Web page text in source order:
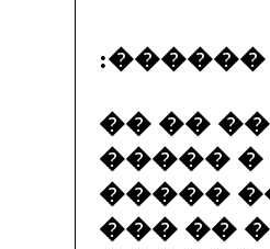
:������
�� ��
����� �
�����
��� ��